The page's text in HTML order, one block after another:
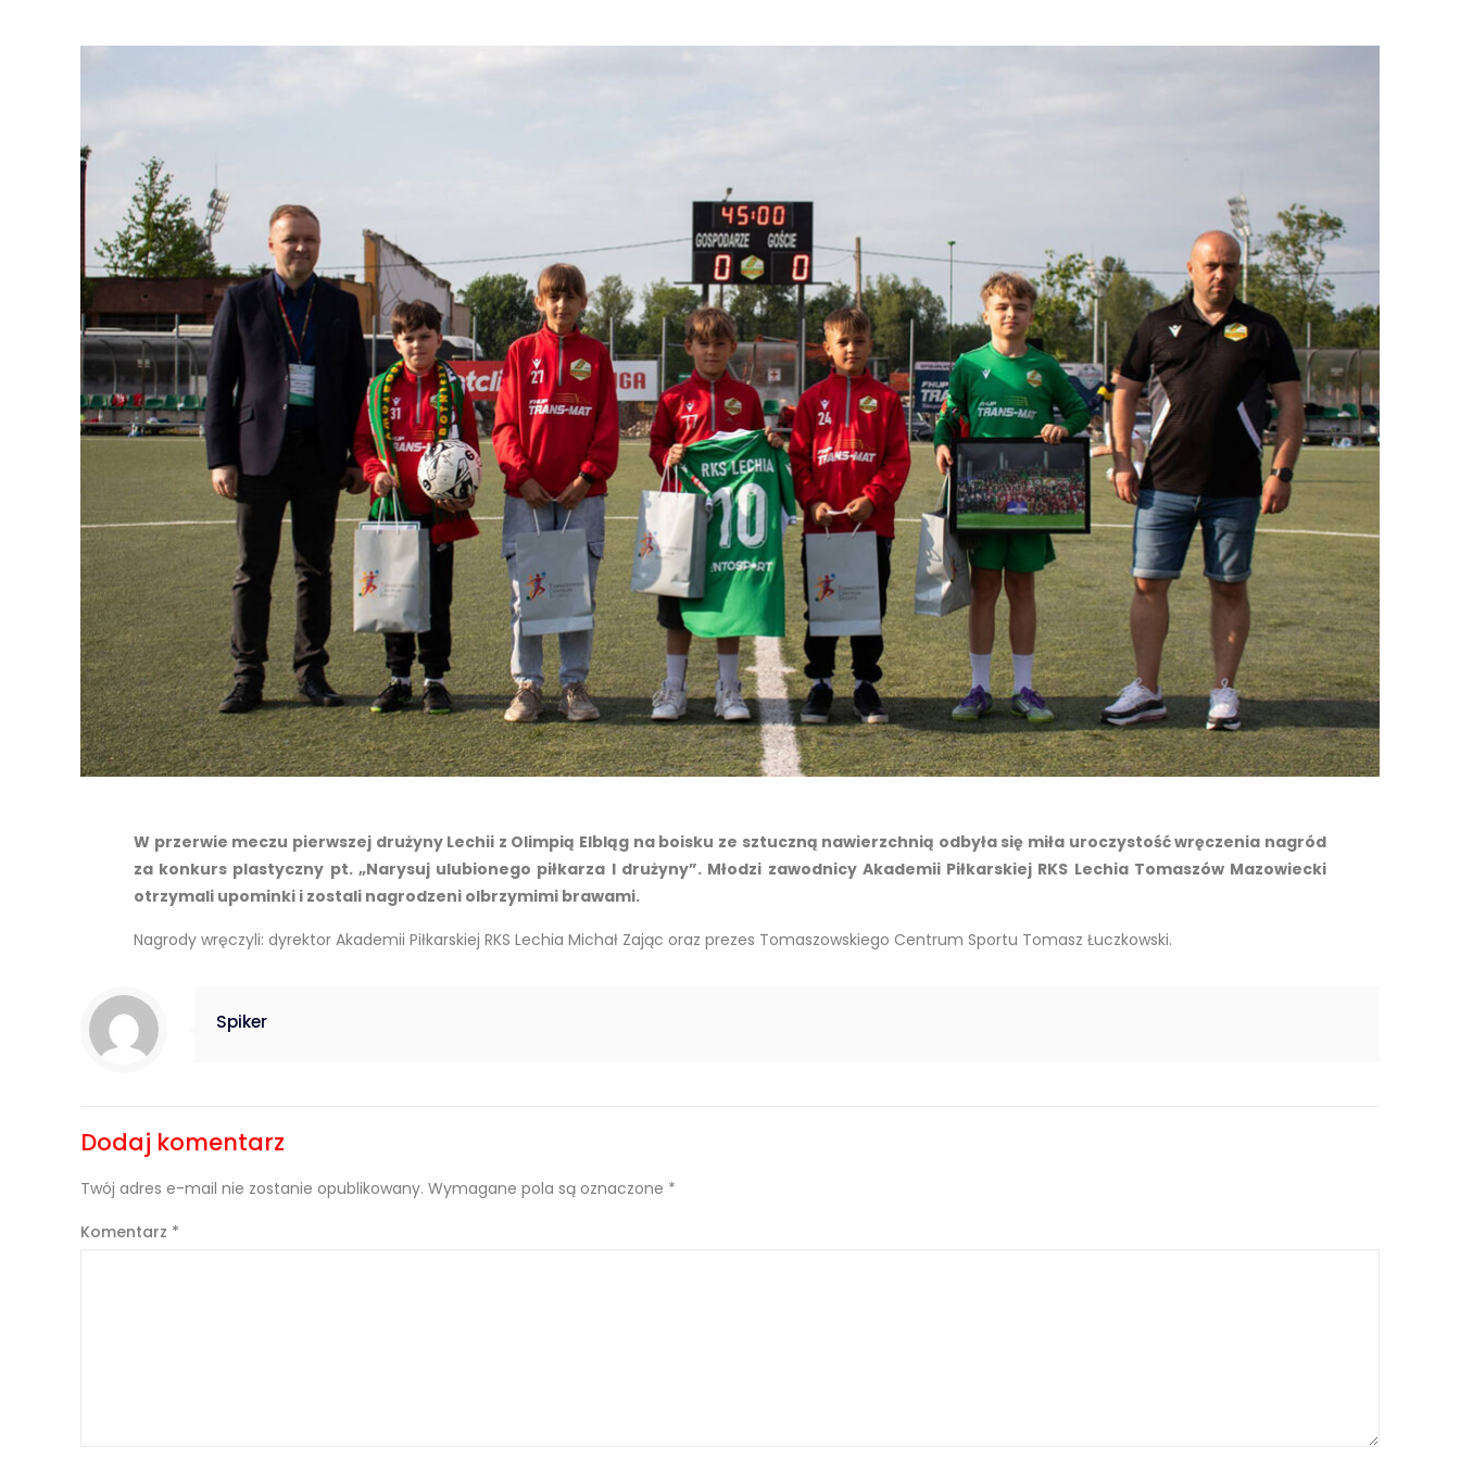
W przerwie meczu pierwszej drużyny Lechii z Olimpią Elbląg na boisku ze sztuczną nawierzchnią odbyła się miła uroczystość wręczenia nagród
za konkurs plastyczny pt. „Narysuj ulubionego piłkarza I drużyny”. Młodzi zawodnicy Akademii Piłkarskiej RKS Lechia Tomaszów Mazowiecki
otrzymali upominki i zostali nagrodzeni olbrzymimi brawami.
Nagrody wręczyli: dyrektor Akademii Piłkarskiej RKS Lechia Michał Zając oraz prezes Tomaszowskiego Centrum Sportu Tomasz Łuczkowski.
Spiker
Dodaj komentarz
Twój adres e-mail nie zostanie opublikowany. Wymagane pola są oznaczone *
Komentarz *